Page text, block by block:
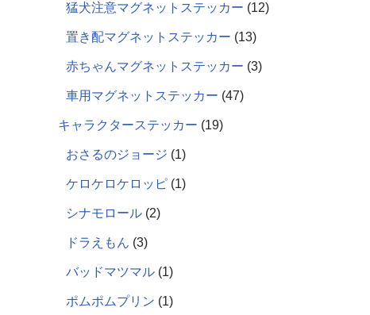
猛犬注意マグネットステッカー 12
置き配マグネットステッカー 13
赤ちゃんマグネットステッカー 3
車用マグネットステッカー 47
キャラクターステッカー 19
おさるのジョージ 1
ケロケロケロッピ 1
シナモロール 2
ドラえもん 3
バッドマツマル 1
ポムポムプリン 1